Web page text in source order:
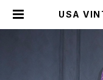
USA
ESIGN
S ONE
ェルボタ
イティ